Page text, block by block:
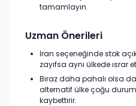
tamamlayın.
Uzman Önerileri
İran seçeneğinde stok
zayıfsa aynı ülkede ısrar
Biraz daha pahalı olsa
alternatif ülke çoğu
kaybettirir.